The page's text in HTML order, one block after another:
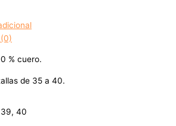
% cuero.
de 35 a 40.
40